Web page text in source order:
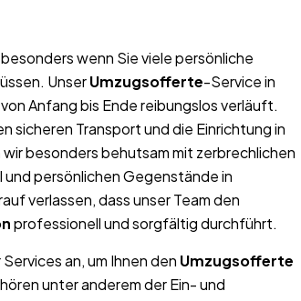
wenn Sie viele persönliche
UnserUmzugsofferte-Service in
von Anfang bis Ende reibungslos verläuft.
sicheren Transport und die Einrichtung in
wir besonders behutsam mit zerbrechlichen
und persönlichen Gegenstände in
verlassen, dass unser Team den
professionell und sorgfältig durchführt.
an, um Ihnen den Umzugsofferte
unter anderem der Ein- und